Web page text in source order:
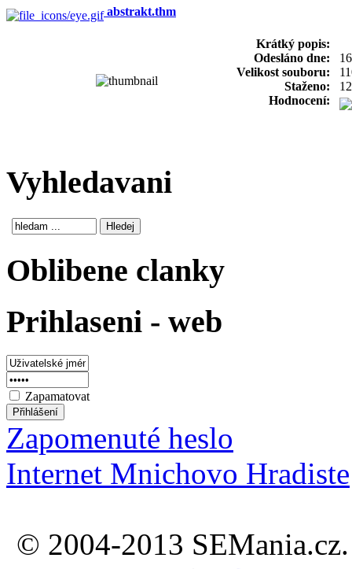
abstrakt.thm
Krátký popis:
Odesláno dne:
Velikost souboru:
Staženo:
Hodnocení:
Vyhledavani
Oblibene clanky
Prihlaseni - web
Zapamatovat
Zapomenuté heslo
Internet Mnichovo Hradiste
© 2004-2013